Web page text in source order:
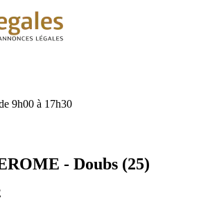
9h00 à 17h30
- Doubs (25)